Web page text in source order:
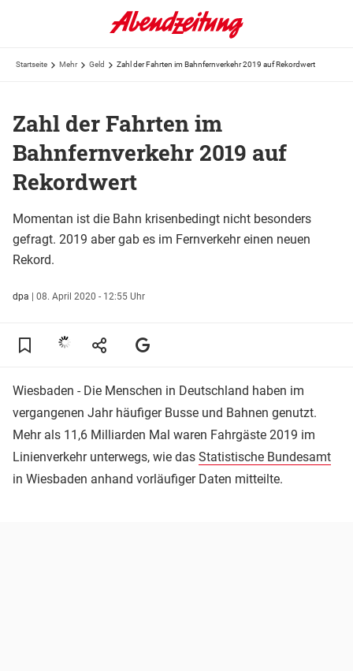
Startseite Mehr Geld Zahl der Fahrten im Bahnfernverkehr 2019 auf Rekordwert
Zahl der Fahrten im
Bahnfernverkehr 2019 auf
Rekordwert
Momentan ist die Bahn krisenbedingt nicht besonders
gefragt. 2019 aber gab es im Fernverkehr einen neuen
Rekord.
dpa | 08. April 2020 - 12:55 Uhr
Wiesbaden - Die Menschen in Deutschland haben im
vergangenen Jahr häufiger Busse und Bahnen genutzt.
Mehr als 11,6 Milliarden Mal waren Fahrgäste 2019 im
Linienverkehr unterwegs, wie das Statistische Bundesamt
in Wiesbaden anhand vorläufiger Daten mitteilte.